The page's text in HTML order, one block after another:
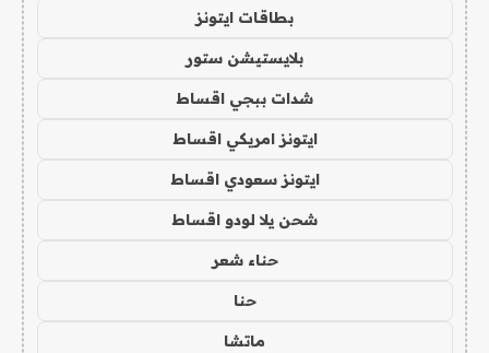
بطاقات ايتونز
بلايستيشن ستور
شدات ببجي اقساط
ايتونز امريكي اقساط
ايتونز سعودي اقساط
شحن يلا لودو اقساط
حناء شعر
حنا
ماتشا